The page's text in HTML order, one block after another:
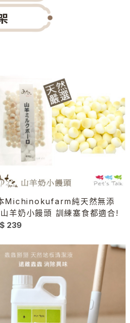
Michinokufarm純天然無添
羊奶小饅頭 訓練塞食都適合!
239